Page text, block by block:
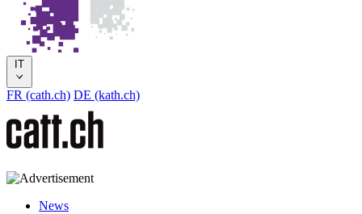
IT
FR (cath.ch) DE (kath.ch)
News